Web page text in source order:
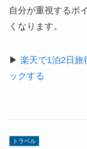
自分が重視するポ
くなります。
▶ 楽天で1泊2日旅
ックする
トラベル